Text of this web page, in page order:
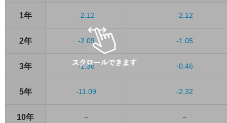
1年 -2.12 -2.12
2年 -2.09 -1.05
3年 -1.36 -0.46
5年 -11.09 -2.32
10年 － －